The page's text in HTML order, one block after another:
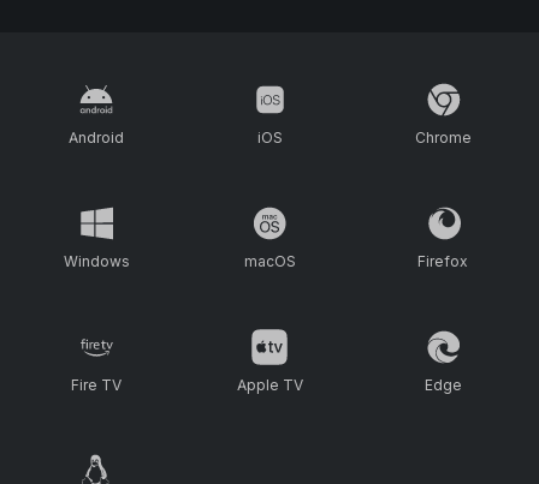
Android iOS Chrome
Windows macOS Firefox
Fire TV Apple TV Edge